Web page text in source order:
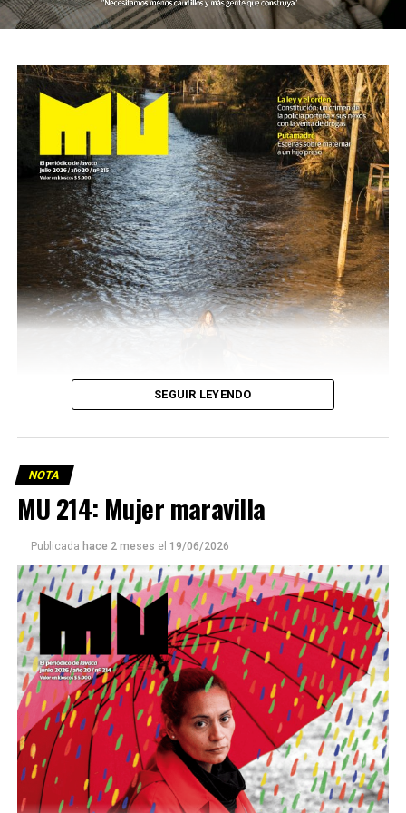
Este número 215 de MU ☝️viene con doble tapa, que
podría ser una frase:
Sin chamuyo, a remarla.
Descargar la Mu en PDF
SEGUIR LEYENDO
NOTA
MU 214: Mujer maravilla
Publicada hace 2 meses el 19/06/2026